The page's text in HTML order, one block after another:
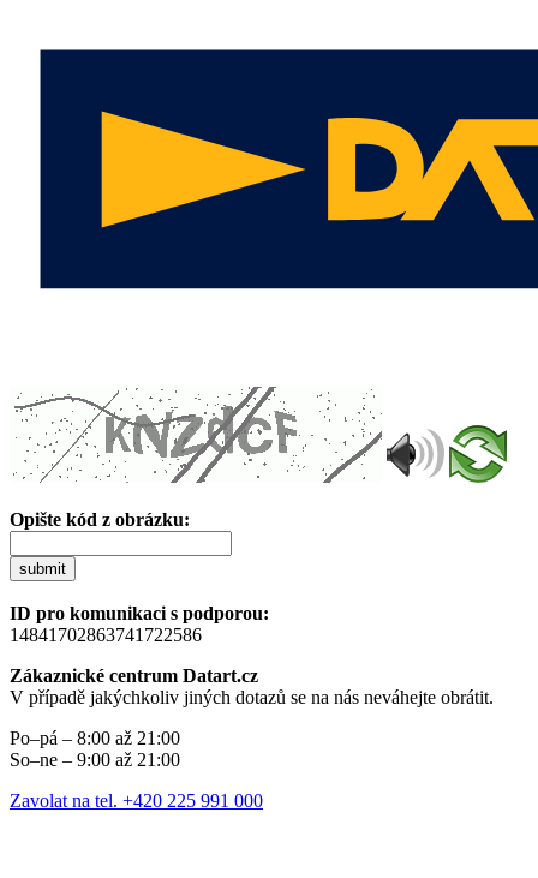
Opište kód z obrázku:
submit
ID pro komunikaci s podporou:
14841702863741722586
Zákaznické centrum Datart.cz
V případě jakýchkoliv jiných dotazů se na nás neváhejte obrátit.
Po–pá – 8:00 až 21:00
So–ne – 9:00 až 21:00
Zavolat na tel. +420 225 991 000